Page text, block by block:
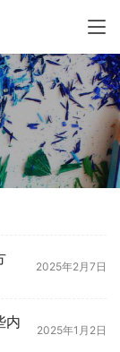
2025年2月7日
内
2025年1月2日